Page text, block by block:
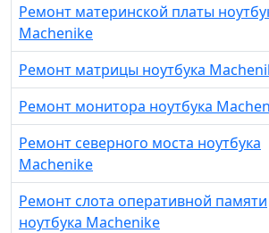
Ремонт материнской платы
Machenike
Ремонт матрицы ноутбука
Ремонт монитора ноутбука
Ремонт северного моста ноутбука
Machenike
Ремонт слота оперативной памяти
ноутбука Machenike